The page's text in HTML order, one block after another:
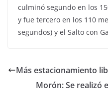
culminó segundo en los
y fue tercero en los 110
segundos) y el Salto con
Más estacionamiento
Morón: Se realizó